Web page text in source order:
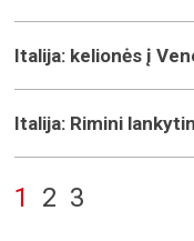
Italija: kelionės į
Italija: Rimini
1 2 3